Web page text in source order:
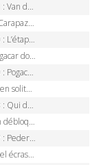
Champs-Elysées ?
perd le podium
à Pogacar ?
Pantani pulvérisé
d’Huez ?
du maillot à pois
l’Alpe d’Huez ?
pour le maillot vert
vert à Voiron ?
abandonne